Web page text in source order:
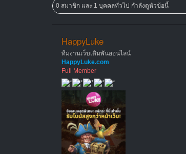
0 สมาชิก และ 1 บุคคลทั่วไป กำลังดูหัวข้อนี้
HappyLuke
ทีมงานเว็บเดิมพันออนไลน์
HappyLuke.com
Full Member